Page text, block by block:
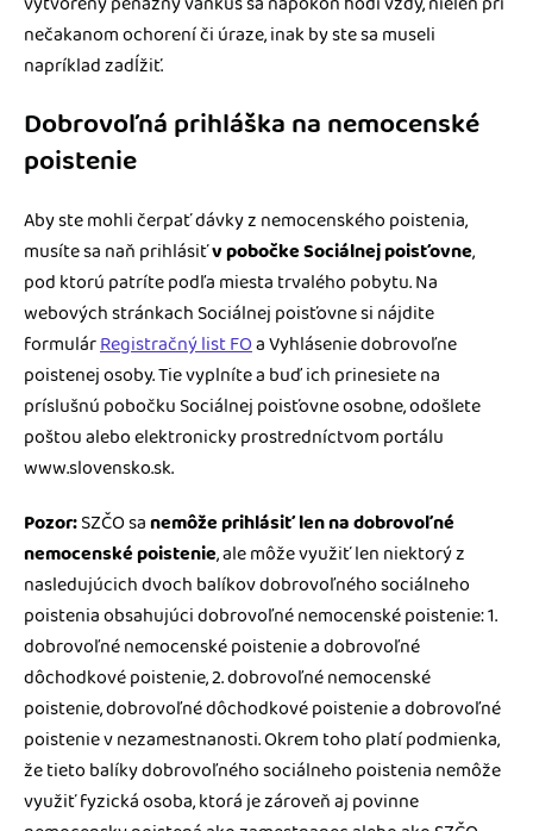
nečakanom ochorení či úraze, inak by ste sa museli
napríklad zadĺžiť.
Dobrovoľná prihláška na nemocenské
poistenie
Aby ste mohli čerpať dávky z nemocenského poistenia,
musíte sa naň prihlásiťv pobočke Sociálnej poisťovne,
pod ktorú patríte podľa miesta trvalého pobytu. Na
webových stránkach Sociálnej poisťovne si nájdite
formulárRegistračný list FOa Vyhlásenie dobrovoľne
poistenej osoby. Tie vyplníte a buď ich prinesiete na
príslušnú pobočku Sociálnej poisťovne osobne, odošlete
poštou alebo elektronicky prostredníctvom portálu
www.slovensko.sk.
Pozor:SZČO sanemôže prihlásiť len na dobrovoľné
nemocenské poistenie, ale môže využiť len niektorý z
nasledujúcich dvoch balíkov dobrovoľného sociálneho
poistenia obsahujúci dobrovoľné nemocenské poistenie: 1.
dobrovoľné nemocenské poistenie a dobrovoľné
dôchodkové poistenie, 2. dobrovoľné nemocenské
poistenie, dobrovoľné dôchodkové poistenie a dobrovoľné
poistenie v nezamestnanosti. Okrem toho platí podmienka,
že tieto balíky dobrovoľného sociálneho poistenia nemôže
využiť fyzická osoba, ktorá je zároveň aj povinne